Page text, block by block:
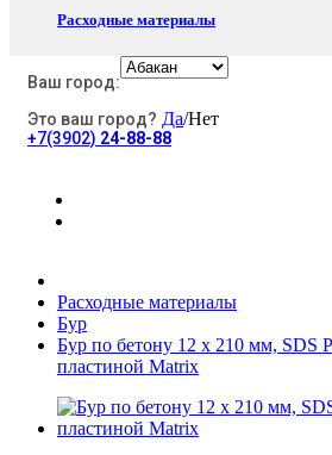
Расходные материалы
Электротовары
Хозяйственные товары
Ваш город:
Это ваш город? Да/Нет
+7(3902) 24-88-88
Расходные материалы
Бур
Бур по бетону 12 х 210 мм, SDS
пластиной Matrix